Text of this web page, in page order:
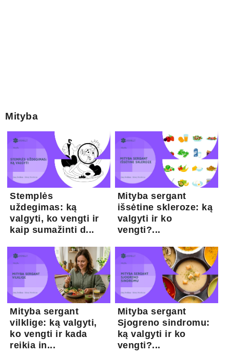
Mityba
Stemplės
uždegimas: ką
valgyti, ko vengti ir
kaip sumažinti d...
Mityba sergant
išsėtine skleroze: ką
valgyti ir ko
vengti?...
Mityba sergant
vilklige: ką valgyti,
ko vengti ir kada
reikia in...
Mityba sergant
Sjogreno sindromu:
ką valgyti ir ko
vengti?...